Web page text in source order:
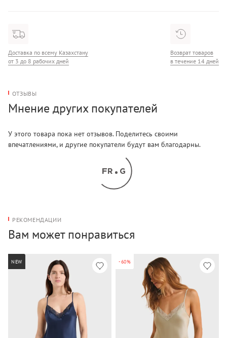
Доставка по всему Казахстану
от 3 до 8 рабочих дней
Возврат товаров
в течение 14 дней
ОТЗЫВЫ
Мнение других покупателей
У этого товара пока нет отзывов. Поделитесь своими
впечатлениями, и другие покупатели будут вам благодарны.
РЕКОМЕНДАЦИИ
Вам может понравиться
NEW -60%